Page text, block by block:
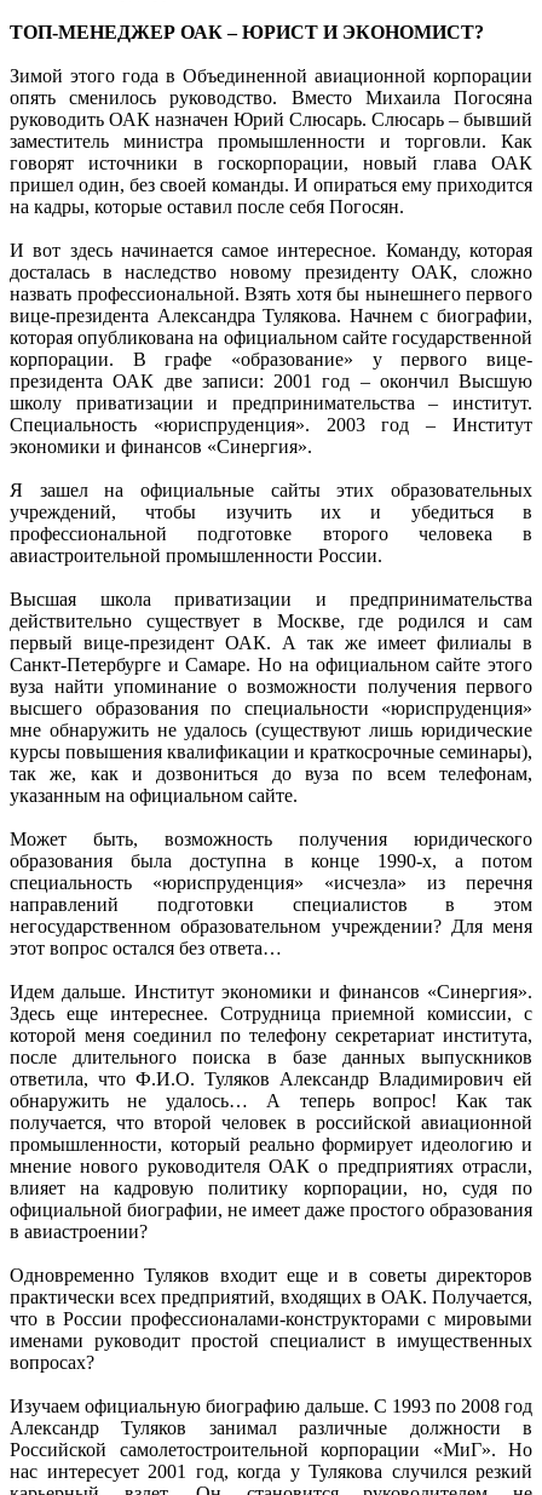
ТОП-МЕНЕДЖЕР ОАК – ЮРИСТ И ЭКОНОМИСТ?
Зимой этого года в Объединенной авиационной корпорации
опять сменилось руководство. Вместо Михаила Погосяна
руководить ОАК назначен Юрий Слюсарь. Слюсарь – бывший
заместитель министра промышленности и торговли. Как
говорят источники в госкорпорации, новый глава ОАК
пришел один, без своей команды. И опираться ему приходится
на кадры, которые оставил после себя Погосян.
И вот здесь начинается самое интересное. Команду, которая
досталась в наследство новому президенту ОАК, сложно
назвать профессиональной. Взять хотя бы нынешнего первого
вице-президента Александра Тулякова. Начнем с биографии,
которая опубликована на официальном сайте государственной
корпорации. В графе «образование» у первого вице-
президента ОАК две записи: 2001 год – окончил Высшую
школу приватизации и предпринимательства – институт.
Специальность «юриспруденция». 2003 год – Институт
экономики и финансов «Синергия».
Я зашел на официальные сайты этих образовательных
учреждений, чтобы изучить их и убедиться в
профессиональной подготовке второго человека в
авиастроительной промышленности России.
Высшая школа приватизации и предпринимательства
действительно существует в Москве, где родился и сам
первый вице-президент ОАК. А так же имеет филиалы в
Санкт-Петербурге и Самаре. Но на официальном сайте этого
вуза найти упоминание о возможности получения первого
высшего образования по специальности «юриспруденция»
мне обнаружить не удалось (существуют лишь юридические
курсы повышения квалификации и краткосрочные семинары),
так же, как и дозвониться до вуза по всем телефонам,
указанным на официальном сайте.
Может быть, возможность получения юридического
образования была доступна в конце 1990-х, а потом
специальность «юриспруденция» «исчезла» из перечня
направлений подготовки специалистов в этом
негосударственном образовательном учреждении? Для меня
этот вопрос остался без ответа…
Идем дальше. Институт экономики и финансов «Синергия».
Здесь еще интереснее. Сотрудница приемной комиссии, с
которой меня соединил по телефону секретариат института,
после длительного поиска в базе данных выпускников
ответила, что Ф.И.О. Туляков Александр Владимирович ей
обнаружить не удалось… А теперь вопрос! Как так
получается, что второй человек в российской авиационной
промышленности, который реально формирует идеологию и
мнение нового руководителя ОАК о предприятиях отрасли,
влияет на кадровую политику корпорации, но, судя по
официальной биографии, не имеет даже простого образования
в авиастроении?
Одновременно Туляков входит еще и в советы директоров
практически всех предприятий, входящих в ОАК. Получается,
что в России профессионалами-конструкторами с мировыми
именами руководит простой специалист в имущественных
вопросах?
Изучаем официальную биографию дальше. С 1993 по 2008 год
Александр Туляков занимал различные должности в
Российской самолетостроительной корпорации «МиГ». Но
нас интересует 2001 год, когда у Тулякова случился резкий